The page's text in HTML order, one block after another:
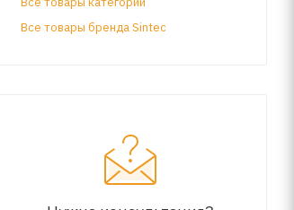
Все товары бренда Sintec